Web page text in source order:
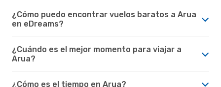
¿Cómo puedo encontrar vuelos baratos a Arua
en eDreams?
¿Cuándo es el mejor momento para viajar a
Arua?
¿Cómo es el tiempo en Arua?